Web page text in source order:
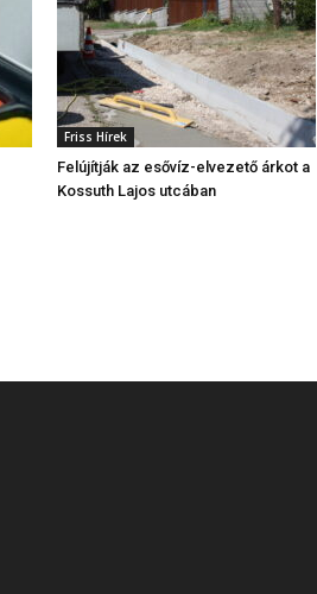
Friss Hírek
Felújítják az esővíz-elvezető árkot a
Kossuth Lajos utcában